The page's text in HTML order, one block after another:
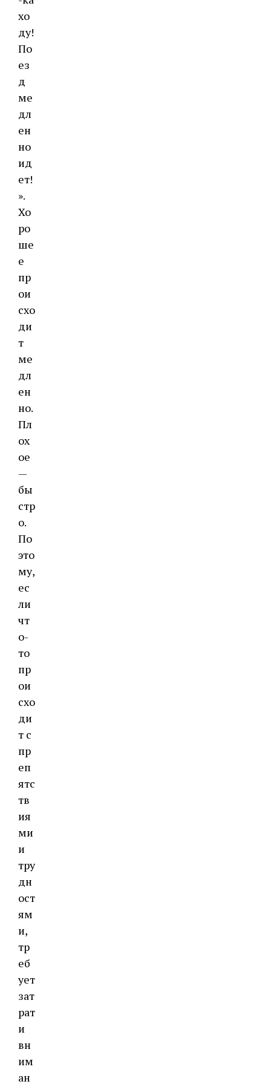
хо
ду!
По
ез
д
ме
дл
ен
но
ид
ет!
».
Хо
ро
ше
е
пр
ои
схо
ди
т
ме
дл
ен
но.
Пл
ох
ое
—
бы
стр
о.
По
это
му,
ес
ли
чт
о-
то
пр
ои
схо
ди
т с
пр
еп
ятс
тв
ия
ми
и
тру
дн
ост
ям
и,
тр
еб
ует
зат
рат
и
вн
им
ан